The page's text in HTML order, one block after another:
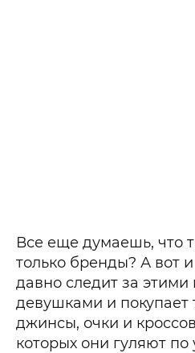
Все еще думаешь, что
только бренды? А вот
давно следит за
девушками и покупает
джинсы, очки и
которых они гуляют